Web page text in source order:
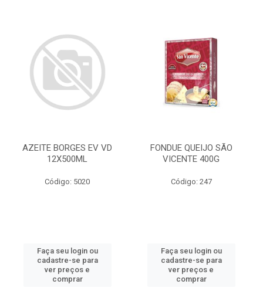
AZEITE BORGES EV VD
12X500ML
Código: 5020
Faça seu login ou
cadastre-se para
ver preços e
comprar
FONDUE QUEIJO SÃO
VICENTE 400G
Código: 247
Faça seu login ou
cadastre-se para
ver preços e
comprar